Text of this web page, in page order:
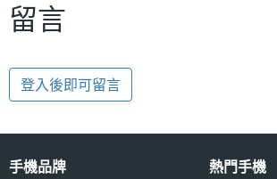
留言
登入後即可留言
手機品牌 熱門手機